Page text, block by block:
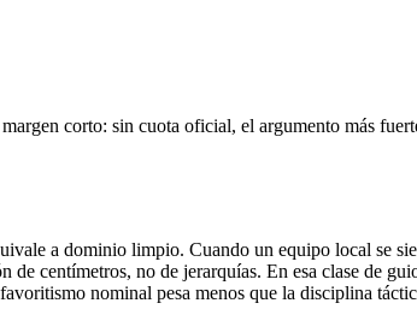
corto: sin cuota oficial, el argumento más
a dominio limpio. Cuando un equipo local se
centímetros, no de jerarquías. En esa clase de
nominal pesa menos que la disciplina